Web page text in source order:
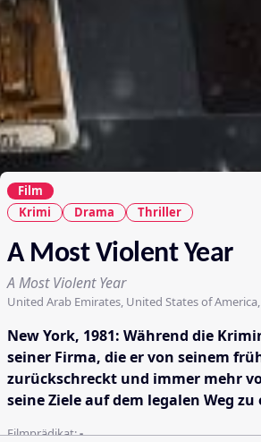
Film
Krimi
Drama Thriller
A Most Violent Year
A Most Violent Year
United Arab Emirates, United States of America,
New York, 1981: Während die
seiner Firma, die er von seinem
zurückschreckt und immer mehr
seine Ziele auf dem legalen Weg
Filmprädikat:-